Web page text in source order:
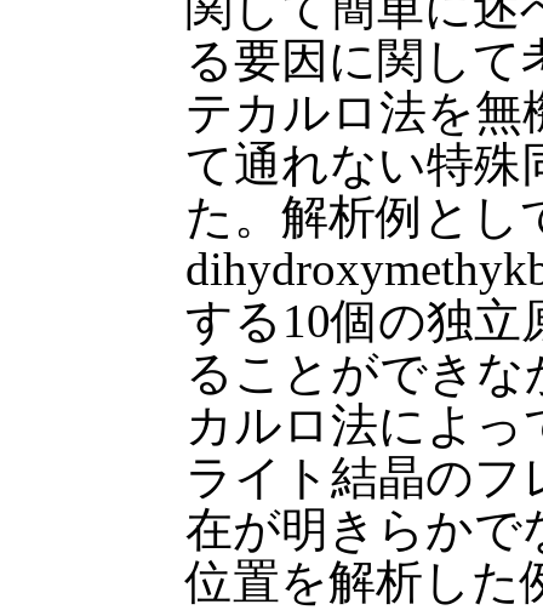
る要因に関して
テカルロ法を無
て通れない特殊
た。解析例とし
する10個の独立
ることができな
カルロ法によっ
ライト結晶のフ
在が明きらかで
位置を解析した